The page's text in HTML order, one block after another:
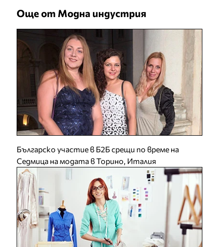
Още от Модна индустрия
Българско участие в Б2Б срещи по време на
Седмица на модата в Торино, Италия